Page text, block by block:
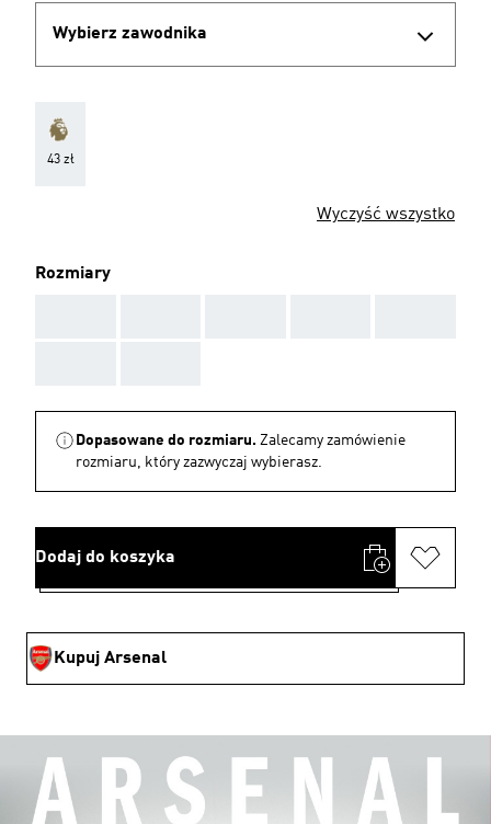
Wybierz zawodnika
43 zł
Wyczyść wszystko
Rozmiary
Dopasowane do rozmiaru. Zalecamy zamówienie
rozmiaru, który zazwyczaj wybierasz.
Dodaj do koszyka
Kupuj Arsenal